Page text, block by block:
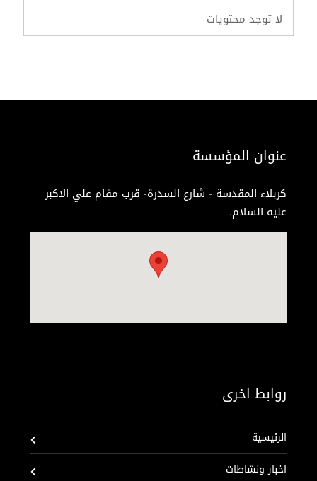
لا توجد محتويات
عنوان المؤسسة
كربلاء المقدسة - شارع السدرة- قرب مقام علي الاكبر
عليه السلام.
روابط اخرى
الرئيسية
اخبار ونشاطات